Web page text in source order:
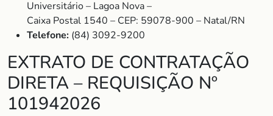
Universitário – Lagoa Nova –
Caixa Postal 1540 – CEP: 59078-900 – Natal/RN
Telefone: (84) 3092-9200
EXTRATO DE CONTRATAÇÃO
DIRETA – REQUISIÇÃO Nº
101942026